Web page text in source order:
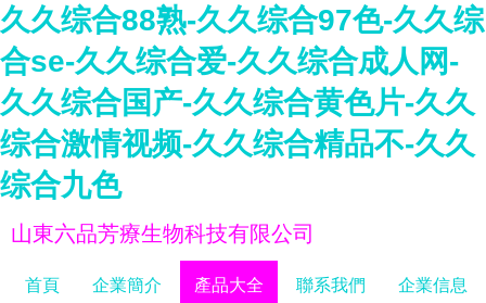
久久综合88熟-久久综合97色-久久综
合se-久久综合爱-久久综合成人网-
久久综合国产-久久综合黄色片-久久
综合激情视频-久久综合精品不-久久
综合九色
山東六品芳療生物科技有限公司
首頁 企業簡介 產品大全 聯系我們 企業信息